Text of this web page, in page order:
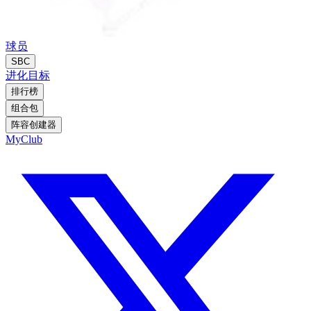
球员
SBC
进化目标
排行榜
组合包
阵容创建器
MyClub